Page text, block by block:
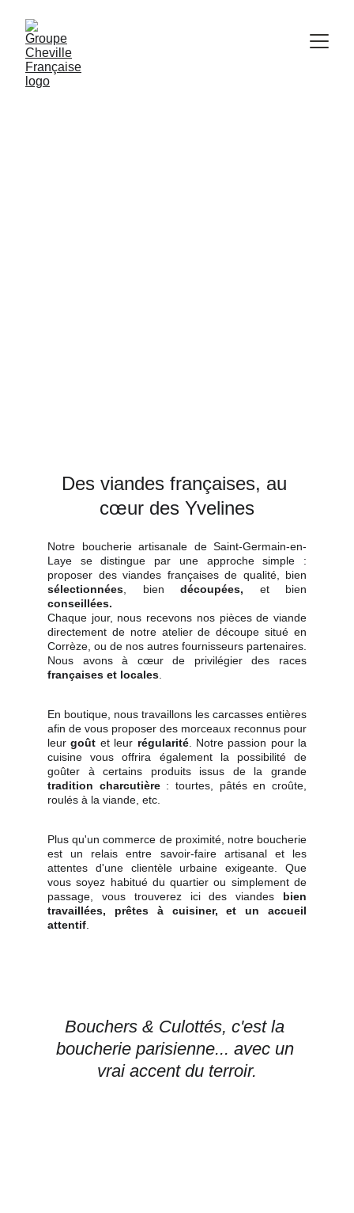
Des viandes françaises, au
cœur des Yvelines
Notre boucherie artisanale de Saint-Germain-en-
Laye se distingue par une approche simple :
proposer des viandes françaises de qualité, bien
sélectionnées , bien découpées, et bien
conseillées.
Chaque jour, nous recevons nos pièces de viande
directement de notre atelier de découpe situé en
Corrèze, ou de nos autres fournisseurs partenaires.
Nous avons à cœur de privilégier des races
françaises et locales
En boutique, nous travaillons les carcasses entières
afin de vous proposer des morceaux reconnus pour
leurgoût et leur régularité. Notre passion pour la
cuisine vous offrira également la possibilité de
goûter à certains produits issus de la grande
tradition charcutière: tourtes, pâtés en croûte,
roulés à la viande, etc.
Plus qu'un commerce de proximité, notre boucherie
est un relais entre savoir-faire artisanal et les
attentes d'une clientèle urbaine exigeante. Que
vous soyez habitué du quartier ou simplement de
passage, vous trouverez ici des viandes bien
travaillées, prêtes à cuisiner, et un accueil
attentif
Bouchers & Culottés, c'est la
boucherie parisienne... avec un
vrai accent du terroir.